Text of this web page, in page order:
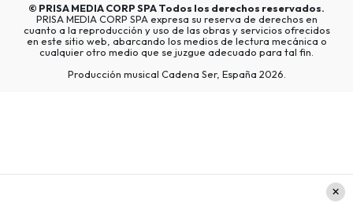
© PRISA MEDIA CORP SPATodos los derechos reservados.
PRISA MEDIA CORP SPA expresa su reserva de derechos en
cuanto a la reproducción y uso de las obras y servicios ofrecidos
en este sitio web, abarcando los medios de lectura mecánica o
cualquier otro medio que se juzgue adecuado para tal fin.
Producción musical Cadena Ser, España 2026.